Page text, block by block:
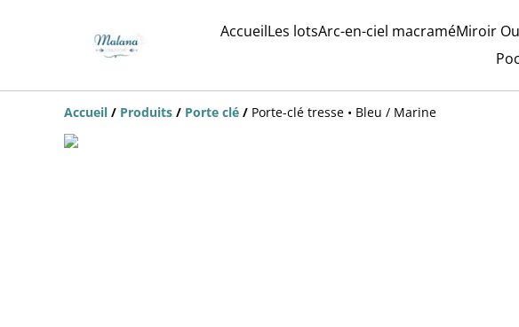
AccueilLes lotsArc-en-ciel macraméMiroir
Accueil / Produits / Porte clé / Porte-clé tresse • Bleu / Marine